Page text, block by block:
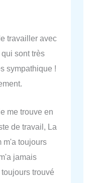
travailler avec
sont très
sympathique !
me trouve en
de travail, La
m'a toujours
jamais
trouvé